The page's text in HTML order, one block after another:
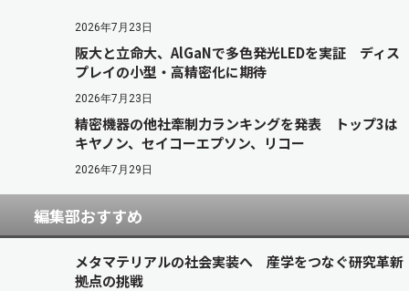
2026年7月23日
阪大と立命大、AlGaNで多色発光LEDを実証 ディス
プレイの小型・高精密化に期待
2026年7月23日
精密機器の他社牽制力ランキングを発表 トップ3は
キヤノン、セイコーエプソン、リコー
2026年7月29日
編集部おすすめ
メタマテリアルの社会実装へ 産学をつなぐ研究革新
拠点の挑戦